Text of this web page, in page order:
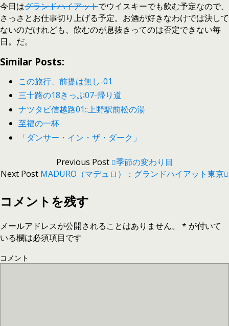
今日はグランドハイアットでウイスキーでも飲む予定なので、
さっさとお仕事切り上げる予定。お酒が好きなわけでは決して
ないのだけれども、飲むのが息抜きってのは否定できない毎
日。だ。
Similar Posts:
この旅行、前提は無し-01
三十路の18きっぷ07-帰り道
ナツタビ信越路01::上野駅前松の湯
至福の一杯
「ダンサー・イン・ザ・ダーク」
Previous Post 季節の変わり目
Next Post MADURO（マデュロ）：グランドハイアット東京
コメントを残す
メールアドレスが公開されることはありません。 * が付いて
いる欄は必須項目です
コメント